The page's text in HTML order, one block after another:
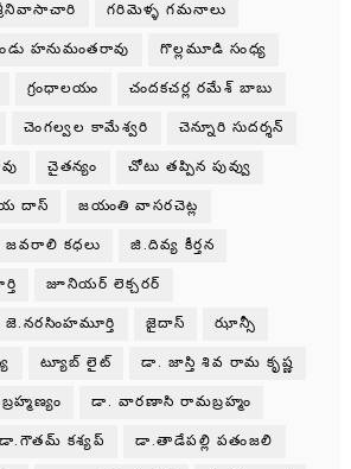
గరిమెళ్ళ గమనాలు
హనుమంతరావు గొల్లమూడి సంధ్య
గ్రంధాలయం చందకచర్ల రమేశ్ బాబు
చెంగల్వల కామేశ్వరి చెన్నూరి సుదర్శన్
చైతన్యం చోటు తప్పిన పువ్వు
దాస్ జయంతి వాసరచెట్ల
జవరాలి కధలు జి.దివ్య కీర్తన
జూనియర్ లెక్చరర్
జె.నరసింహమూర్తి జైదాస్ ఝాన్సీ
ట్యూబ్ లైట్ డా. జాస్తి శివ రామ కృష్ణ
డా. వారణాసి రామబ్రహ్మం
డా.గౌతమ్ కశ్యప్ డా.తాడేపల్లి పతంజలి